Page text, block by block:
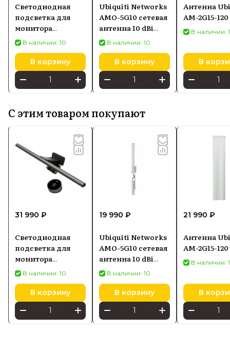
Светодиодная
подсветка для
монитора
SCREENBAR HALO
2
В наличии: 10
В корзину
Ubiquiti Networks
AMO-5G10 сетевая
антенна 10 dBi
Секторная
антенна
В наличии: 10
В корзину
Антенна
AM-2G15-120
В наличии:
В
С этим товаром покупают
31 990 ₽
Светодиодная
подсветка для
монитора
SCREENBAR HALO
2
В наличии: 10
В корзину
19 990 ₽
Ubiquiti Networks
AMO-5G10 сетевая
антенна 10 dBi
Секторная
антенна
В наличии: 10
В корзину
21 990 ₽
Антенна
AM-2G15-120
В наличии:
В